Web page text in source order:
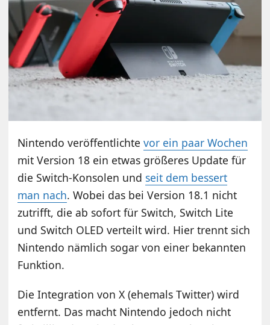
Nintendo veröffentlichtevor ein paar Wochen
mit Version 18 ein etwas größeres Update für
die Switch-Konsolen und seit dem bessert
man nach. Wobei das bei Version 18.1 nicht
zutrifft, die ab sofort für Switch, Switch Lite
und Switch OLED verteilt wird. Hier trennt sich
Nintendo nämlich sogar von einer bekannten
Funktion.
Die Integration von X (ehemals Twitter) wird
entfernt. Das macht Nintendo jedoch nicht